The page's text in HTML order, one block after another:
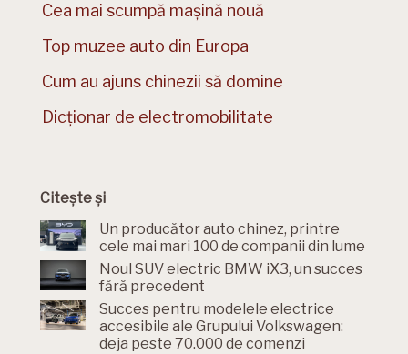
Cea mai scumpă mașină nouă
Top muzee auto din Europa
Cum au ajuns chinezii să domine
Dicționar de electromobilitate
Citește și
Un producător auto chinez, printre
cele mai mari 100 de companii din lume
Noul SUV electric BMW iX3, un succes
fără precedent
Succes pentru modelele electrice
accesibile ale Grupului Volkswagen:
deja peste 70.000 de comenzi